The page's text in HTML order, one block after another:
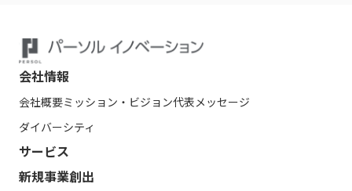
会社情報
会社概要ミッション・ビジョン代表メッセージ
ダイバーシティ
サービス
新規事業創出